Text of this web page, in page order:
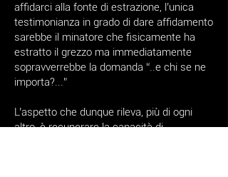
affidarci alla fonte di estrazione, l’unica
testimonianza in grado di dare affidamento
sarebbe il minatore che fisicamente ha
estratto il grezzo ma immediatamente
sopravverrebbe la domanda “..e chi se ne
importa?...”
L’aspetto che dunque rileva, più di ogni
altro, è recuperare la capacità di